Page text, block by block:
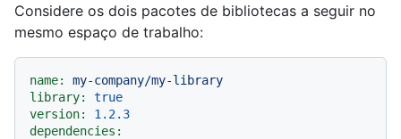
Considere os dois pacotes de bibliotecas a seguir no
mesmo espaço de trabalho:
name:
my-company/my-library
library:
true
version:
1.2.3
dependencies: